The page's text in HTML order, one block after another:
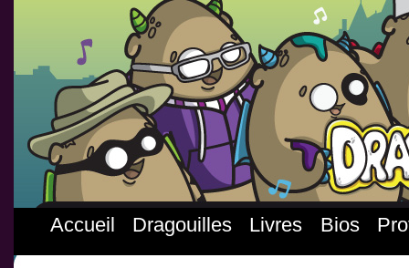
Accueil Dragouilles Livres Bios